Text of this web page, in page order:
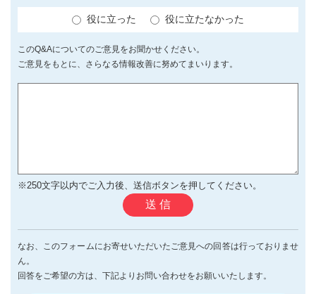
役に立った 役に立たなかった
このQ&Aについてのご意見をお聞かせください。
ご意見をもとに、さらなる情報改善に努めてまいります。
※250文字以内でご入力後、送信ボタンを押してください。
送 信
なお、このフォームにお寄せいただいたご意見への回答は行っておりませ
ん。
回答をご希望の方は、下記よりお問い合わせをお願いいたします。